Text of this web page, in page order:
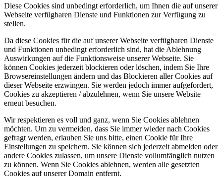
Diese Cookies sind unbedingt erforderlich, um Ihnen die auf unserer
Webseite verfügbaren Dienste und Funktionen zur Verfügung zu
stellen.
Da diese Cookies für die auf unserer Webseite verfügbaren Dienste
und Funktionen unbedingt erforderlich sind, hat die Ablehnung
Auswirkungen auf die Funktionsweise unserer Webseite. Sie
können Cookies jederzeit blockieren oder löschen, indem Sie Ihre
Browsereinstellungen ändern und das Blockieren aller Cookies auf
dieser Webseite erzwingen. Sie werden jedoch immer aufgefordert,
Cookies zu akzeptieren / abzulehnen, wenn Sie unsere Website
erneut besuchen.
Wir respektieren es voll und ganz, wenn Sie Cookies ablehnen
möchten. Um zu vermeiden, dass Sie immer wieder nach Cookies
gefragt werden, erlauben Sie uns bitte, einen Cookie für Ihre
Einstellungen zu speichern. Sie können sich jederzeit abmelden oder
andere Cookies zulassen, um unsere Dienste vollumfänglich nutzen
zu können. Wenn Sie Cookies ablehnen, werden alle gesetzten
Cookies auf unserer Domain entfernt.